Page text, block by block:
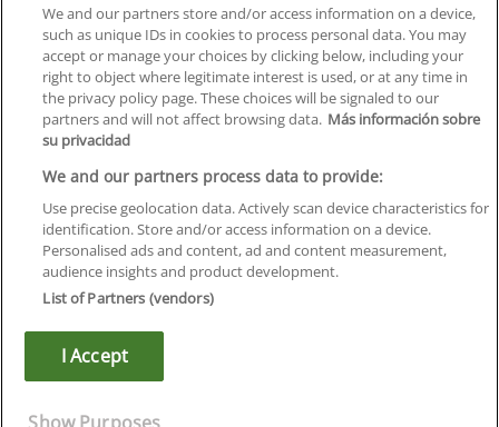
Centros
Orientación
Quiénes somos
Contacta
Aviso Legal
Política de Privacidad
Política de Cookies
Canal Ético
Infoempleo
We and our partners store and/or access information on a device,
such as unique IDs in cookies to process personal data. You may
accept or manage your choices by clicking below, including your
right to object where legitimate interest is used, or at any time in
the privacy policy page. These choices will be signaled to our
partners and will not affect browsing data. Más información sobre
su privacidad
We and our partners process data to provide:
Use precise geolocation data. Actively scan device characteristics for
identification. Store and/or access information on a device.
Personalised ads and content, ad and content measurement,
audience insights and product development.
List of Partners (vendors)
I Accept